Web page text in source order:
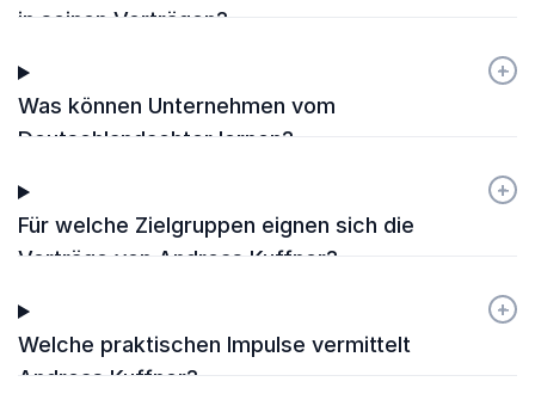
in seinen Vorträgen?
Was können Unternehmen vom
Deutschlandachter lernen?
+
-
Für welche Zielgruppen eignen sich die
Vorträge von Andreas Kuffner?
+
-
Welche praktischen Impulse vermittelt
Andreas Kuffner?
+
-